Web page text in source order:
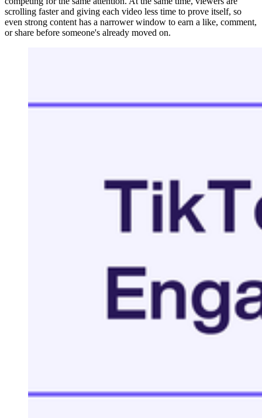
scrolling faster and giving each video less time to prove itself, so
even strong content has a narrower window to earn a like, comment,
or share before someone's already moved on.